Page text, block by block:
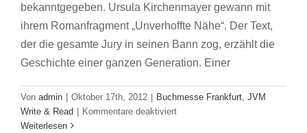
bekanntgegeben. Ursula Kirchenmayer gewann mit
ihrem Romanfragment „Unverhoffte Nähe“. Der Text,
der die gesamte Jury in seinen Bann zog, erzählt die
Geschichte einer ganzen Generation. Einer
Von admin | Oktober 17th, 2012 | Buchmesse Frankfurt JVM
Write & Read | Kommentare deaktiviertfür
Weiterlesen
In die Welt hinaus und Abenteuer erleben
JVM Write & Read